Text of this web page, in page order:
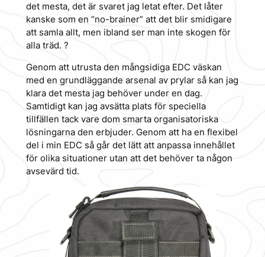
det mesta, det är svaret jag letat efter. Det låter
kanske som en “no-brainer” att det blir smidigare
att samla allt, men ibland ser man inte skogen för
alla träd. ?
Genom att utrusta den mångsidiga EDC väskan
med en grundläggande arsenal av prylar så kan jag
klara det mesta jag behöver under en dag.
Samtidigt kan jag avsätta plats för speciella
tillfällen tack vare dom smarta organisatoriska
lösningarna den erbjuder. Genom att ha en flexibel
del i min EDC så går det lätt att anpassa innehållet
för olika situationer utan att det behöver ta någon
avsevärd tid.